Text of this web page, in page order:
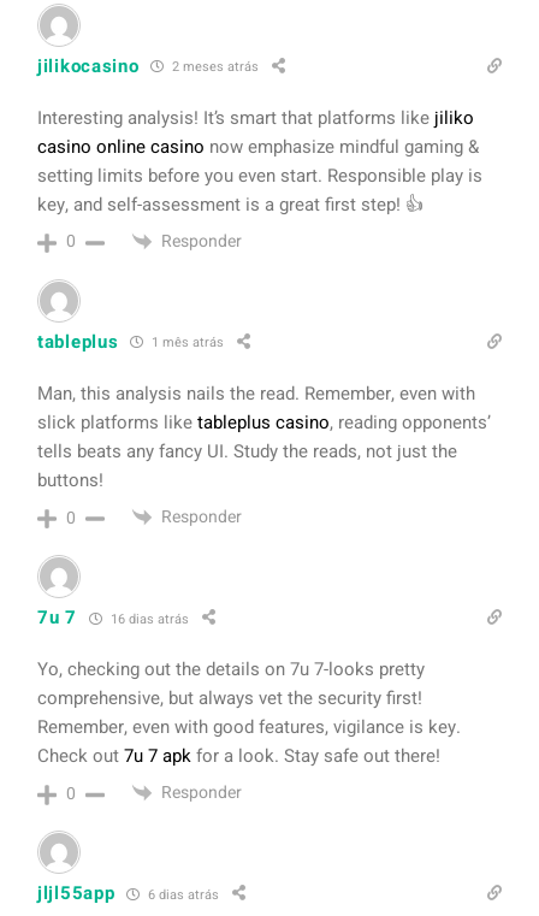
jilikocasino 2 meses atrás
Interesting analysis! It’s smart that platforms like jiliko
casino online casino now emphasize mindful gaming &
setting limits before you even start. Responsible play is
key, and self-assessment is a great first step! 👍
0 Responder
tableplus 1 mês atrás
Man, this analysis nails the read. Remember, even with
slick platforms liketableplus casino, reading opponents’
tells beats any fancy UI. Study the reads, not just the
buttons!
0 Responder
7u 7 16 dias atrás
Yo, checking out the details on 7u 7-looks pretty
comprehensive, but always vet the security first!
Remember, even with good features, vigilance is key.
Check out7u 7 apkfor a look. Stay safe out there!
0 Responder
jljl55app 6 dias atrás